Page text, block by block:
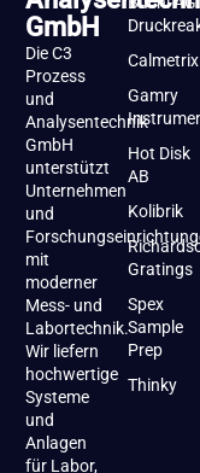
GmbH
Die C3
Prozess
und
Analysentechnik
GmbH
unterstützt
Unternehmen
und
mit
moderner
Mess- und
Labortechnik.
Wir liefern
hochwertige
Systeme
und
Anlagen
für Labor,
Calmetrix
Gamry
Hot Disk
AB
Kolibrik
Gratings
Spex
Sample
Prep
Thinky